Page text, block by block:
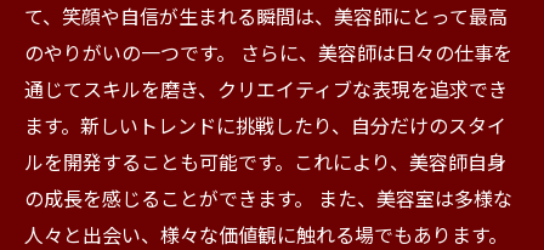
て、笑顔や自信が生まれる瞬間は、美容師にとって最高
のやりがいの一つです。 さらに、美容師は日々の仕事を
通じてスキルを磨き、クリエイティブな表現を追求でき
ます。新しいトレンドに挑戦したり、自分だけのスタイ
ルを開発することも可能です。これにより、美容師自身
の成長を感じることができます。 また、美容室は多様な
人々と出会い、様々な価値観に触れる場でもあります。